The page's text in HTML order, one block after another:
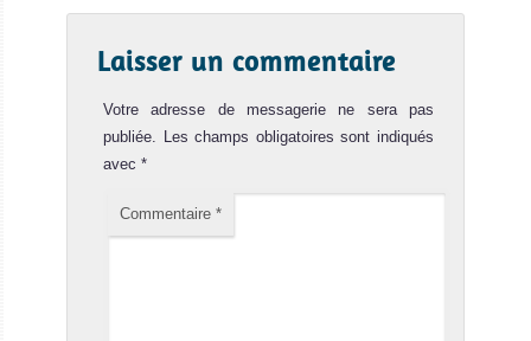
Laisser un commentaire
Votre adresse de messagerie ne sera pas
publiée. Les champs obligatoires sont indiqués
avec*
Commentaire*